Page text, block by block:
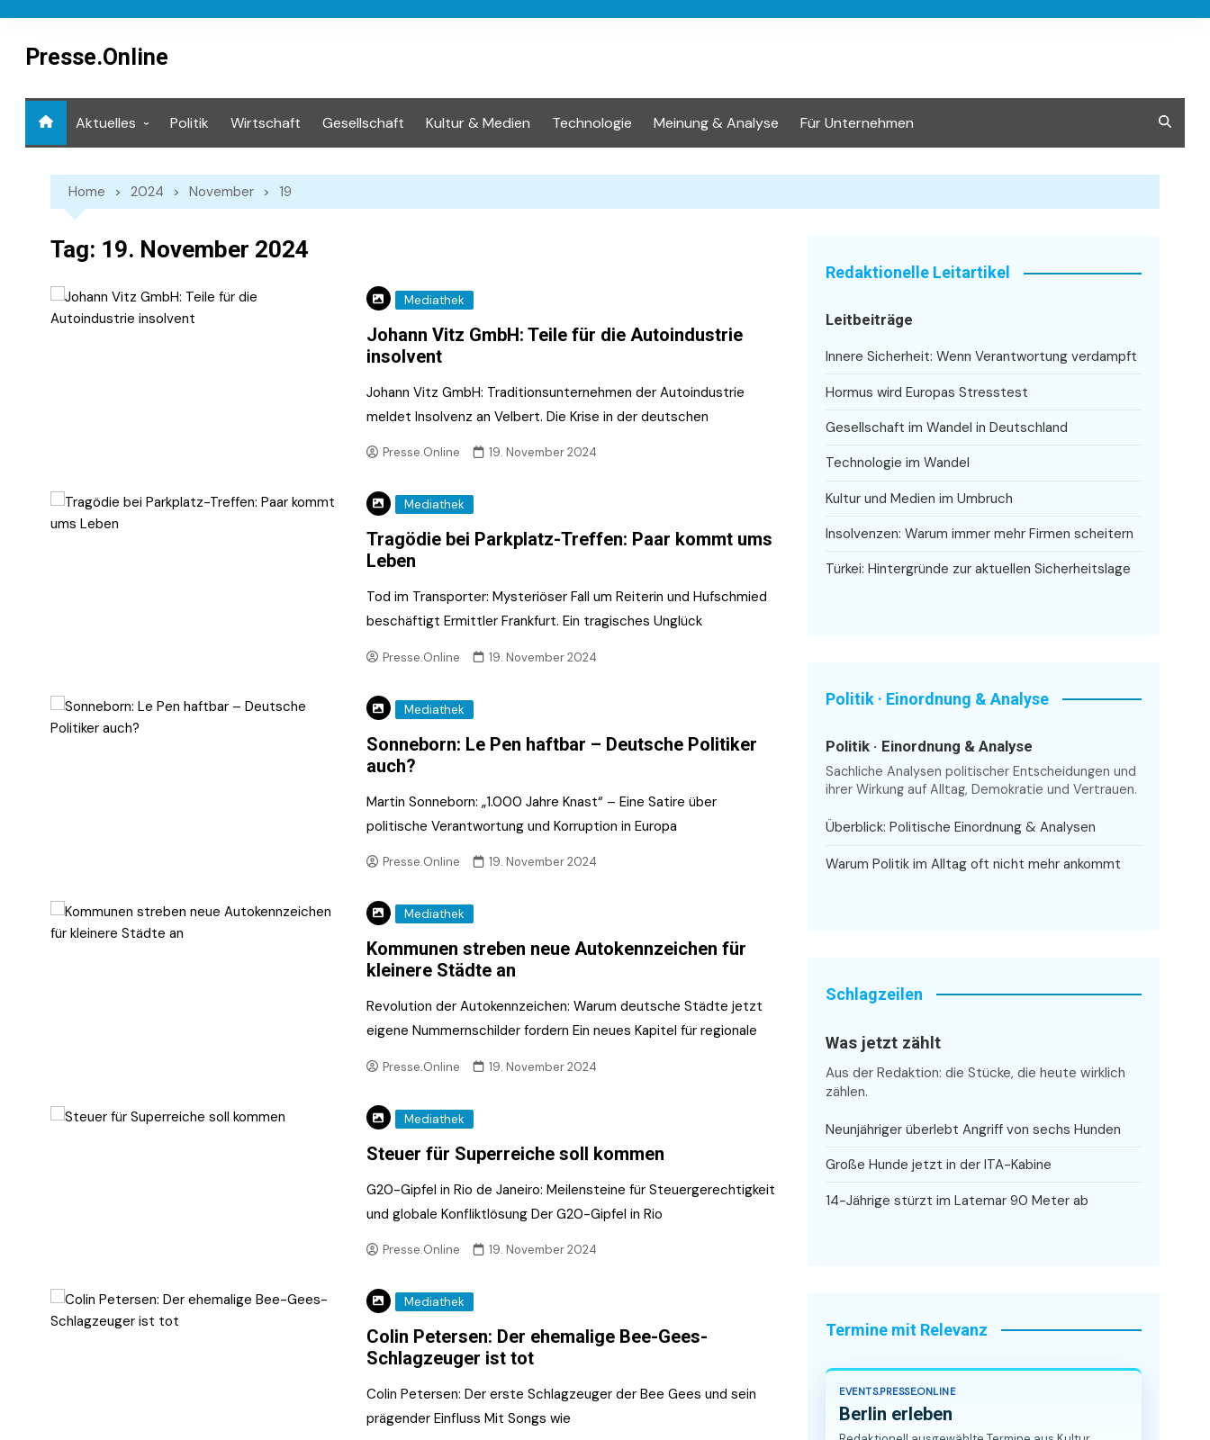
contentPresse.Online
Aktuelles Politik Wirtschaft Gesellschaft Kultur & Medien Technologie Meinung & Analyse Für Unternehmen
Home 2024 November 19
Tag: 19. November 2024
Mediathek
Johann Vitz GmbH: Teile für die Autoindustrie
insolvent
Johann Vitz GmbH: Traditionsunternehmen der Autoindustrie
meldet Insolvenz an Velbert. Die Krise in der deutschen
Presse.Online 19. November 2024
Mediathek
Tragödie bei Parkplatz-Treffen: Paar kommt ums
Leben
Tod im Transporter: Mysteriöser Fall um Reiterin und Hufschmied
beschäftigt Ermittler Frankfurt. Ein tragisches Unglück
Presse.Online 19. November 2024
Mediathek
Sonneborn: Le Pen haftbar – Deutsche Politiker
auch?
Martin Sonneborn: „1.000 Jahre Knast“ – Eine Satire über
politische Verantwortung und Korruption in Europa
Presse.Online 19. November 2024
Mediathek
Kommunen streben neue Autokennzeichen für
kleinere Städte an
Revolution der Autokennzeichen: Warum deutsche Städte jetzt
eigene Nummernschilder fordern Ein neues Kapitel für regionale
Presse.Online 19. November 2024
Mediathek
Steuer für Superreiche soll kommen
G20-Gipfel in Rio de Janeiro: Meilensteine für Steuergerechtigkeit
und globale Konfliktlösung Der G20-Gipfel in Rio
Presse.Online 19. November 2024
Mediathek
Colin Petersen: Der ehemalige Bee-Gees-
Schlagzeuger ist tot
Colin Petersen: Der erste Schlagzeuger der Bee Gees und sein
prägender Einfluss Mit Songs wie
Redaktionelle Leitartikel
Leitbeiträge
Innere Sicherheit: Wenn Verantwortung verdampft
Hormus wird Europas Stresstest
Gesellschaft im Wandel in Deutschland
Technologie im Wandel
Kultur und Medien im Umbruch
Insolvenzen: Warum immer mehr Firmen scheitern
Türkei: Hintergründe zur aktuellen Sicherheitslage
Politik · Einordnung & Analyse
Politik · Einordnung & Analyse
Sachliche Analysen politischer Entscheidungen und
ihrer Wirkung auf Alltag, Demokratie und Vertrauen.
Überblick: Politische Einordnung & Analysen
Warum Politik im Alltag oft nicht mehr ankommt
Schlagzeilen
Was jetzt zählt
Aus der Redaktion: die Stücke, die heute wirklich
zählen.
Neunjähriger überlebt Angriff von sechs Hunden
Große Hunde jetzt in der ITA-Kabine
14-Jährige stürzt im Latemar 90 Meter ab
Termine mit Relevanz
EVENTS.PRESSE.ONLINE
Berlin erleben